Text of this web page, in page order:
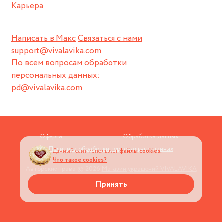
Написать в МаксСвязаться с нами
support@vivalavika.com
По всем вопросам обработки
персональных данных:
pd@vivalavika.com
Карьера
Оферта
Обработка данных
Политика обработки персональных данных
Данный сайт используетфайлы cookies.
Что такое cookies?
Принять